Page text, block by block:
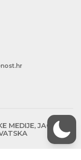
MEDIJE, JAGIĆEVA